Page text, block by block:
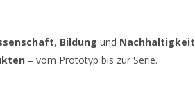
, Bildung und Nachhaltigkeit
– vom Prototyp bis zur Serie.